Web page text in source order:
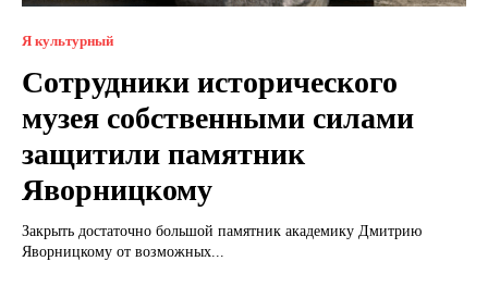
Я культурный
Сотрудники исторического
музея собственными силами
защитили памятник
Яворницкому
Закрыть достаточно большой памятник академику Дмитрию
Яворницкому от возможных...